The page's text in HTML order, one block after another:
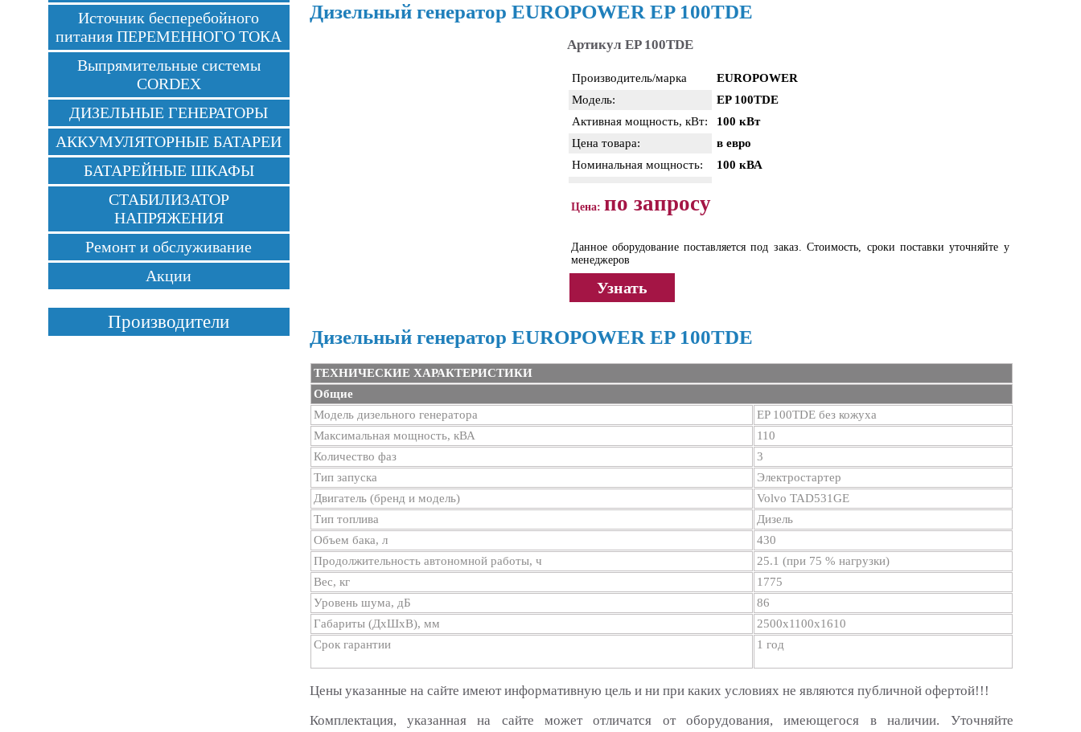
Дизельный генератор EUROPOWER EP 100TDE
Артикул EP 100TDE
Производитель/марка
EUROPOWER
Модель:
EP 100TDE
Активная мощность, кВт:
100 кВт
Цена товара:
в евро
Номинальная мощность:
100 кВА
Цена: по запросу
Данное оборудование поставляется под заказ. Стоимость, сроки поставки уточняйте у
менеджеров
Узнать
Дизельный генератор EUROPOWER EP 100TDE
ТЕХНИЧЕСКИЕ ХАРАКТЕРИСТИКИ
Общие
Модель дизельного генератора
EP 100TDE без кожуха
Максимальная мощность, кВА
110
Количество фаз
3
Тип запуска
Электростартер
Двигатель (бренд и модель)
Volvo TAD531GE
Тип топлива
Дизель
Объем бака, л
430
Продолжительность автономной работы, ч
25.1 (при 75 % нагрузки)
Вес, кг
1775
Уровень шума, дБ
86
Габариты (ДхШхВ), мм
2500х1100х1610
Срок гарантии
1 год
Цены указанные на сайте имеют информативную цель и ни при каких условиях не являются публичной офертой!!!
Комплектация, указанная на сайте может отличатся от оборудования, имеющегося в наличии. Уточняйте
Источник бесперебойного
питания ПЕРЕМЕННОГО ТОКА
Выпрямительные системы
CORDEX
ДИЗЕЛЬНЫЕ ГЕНЕРАТОРЫ
АККУМУЛЯТОРНЫЕ БАТАРЕИ
БАТАРЕЙНЫЕ ШКАФЫ
СТАБИЛИЗАТОР
НАПРЯЖЕНИЯ
Ремонт и обслуживание
Акции
Производители